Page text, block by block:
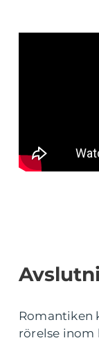
Romantiken
rörelse inom